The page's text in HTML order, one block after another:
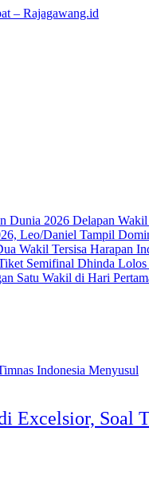
Delapan
Harapan
Dhinda Lolos
Excelsior, Soal